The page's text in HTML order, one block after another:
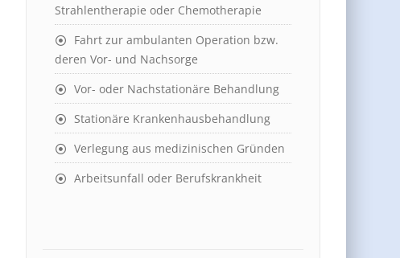
Strahlentherapie oder Chemotherapie
Fahrt zur ambulanten Operation bzw.
deren Vor- und Nachsorge
Vor- oder Nachstationäre Behandlung
Stationäre Krankenhausbehandlung
Verlegung aus medizinischen Gründen
Arbeitsunfall oder Berufskrankheit